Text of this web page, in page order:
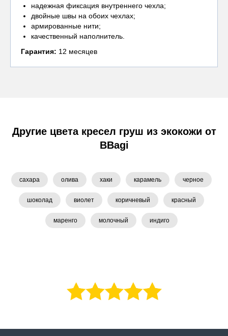
надежная фиксация внутреннего чехла;
двойные швы на обоих чехлах;
армированные нити;
качественный наполнитель.
Гарантия: 12 месяцев
Другие цвета кресел груш из экокожи от
BBagi
сахара олива хаки карамель черное
шоколад виолет коричневый красный
маренго молочный индиго